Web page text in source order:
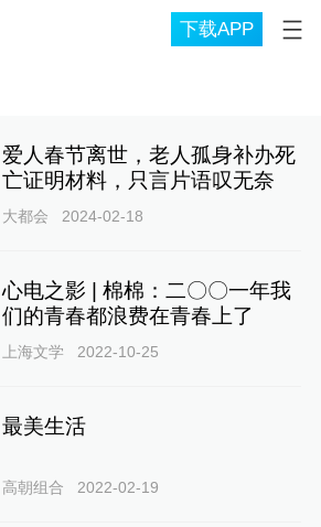
下载APP
爱人春节离世，老人孤身补办死
亡证明材料，只言片语叹无奈
大都会 2024-02-18
心电之影 | 棉棉：二〇〇一年我
们的青春都浪费在青春上了
上海文学 2022-10-25
最美生活
高朝组合 2022-02-19